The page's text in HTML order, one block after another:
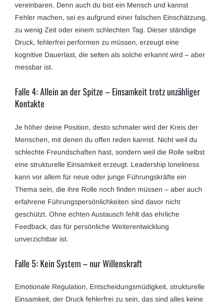
vereinbaren. Denn auch du bist ein Mensch und kannst
Fehler machen, sei es aufgrund einer falschen Einschätzung,
zu wenig Zeit oder einem schlechten Tag. Dieser ständige
Druck, fehlerfrei performen zu müssen, erzeugt eine
kognitive Dauerlast, die selten als solche erkannt wird – aber
messbar ist.
Falle 4: Allein an der Spitze – Einsamkeit trotz unzähliger
Kontakte
Je höher deine Position, desto schmaler wird der Kreis der
Menschen, mit denen du offen reden kannst. Nicht weil du
schlechte Freundschaften hast, sondern weil die Rolle selbst
eine strukturelle Einsamkeit erzeugt. Leadership loneliness
kann vor allem für neue oder junge Führungskräfte ein
Thema sein, die ihre Rolle noch finden müssen – aber auch
erfahrene Führungspersönlichkeiten sind davor nicht
geschützt. Ohne echten Austausch fehlt das ehrliche
Feedback, das für persönliche Weiterentwicklung
unverzichtbar ist.
Falle 5: Kein System – nur Willenskraft
Emotionale Regulation, Entscheidungsmüdigkeit, strukturelle
Einsamkeit, der Druck fehlerfrei zu sein, das sind alles keine